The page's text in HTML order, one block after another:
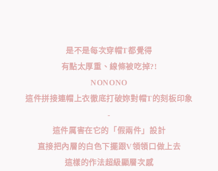
是不是每次穿帽T都覺得
有點太厚重、線條被吃掉?!
NONONO
這件拼接連帽上衣徹底打破妳對帽T的刻板印象
-
這件厲害在它的「假兩件」設計
直接把內層的白色下擺跟V領領口做上去
這樣的作法超級顯層次感